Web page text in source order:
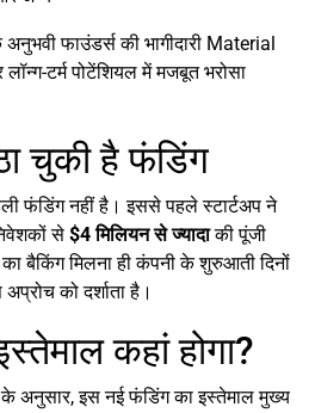
फाउंडर्स की भागीदारी Material
टर्म पोटेंशियल में मजबूत भरोसा
चुकी है फंडिंग
फंडिंग नहीं है। इससे पहले स्टार्टअप ने
से $4 मिलियन से ज्यादाकी पूंजी
बैकिंग मिलना ही कंपनी के शुरुआती दिनों
को दर्शाता है।
कहां होगा?
के अनुसार, इस नई फंडिंग का इस्तेमाल मुख्य